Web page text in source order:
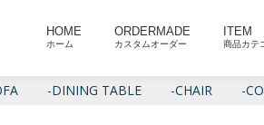
HOME
ホーム
ORDERMADE
カスタムオーダー
ITEM
商品カテ
-DINING TABLE -CHAIR -